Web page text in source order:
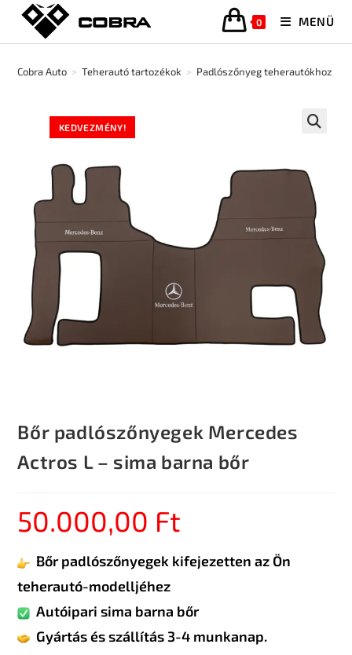
0 MENÜ
Cobra Auto > Teherautó tartozékok > Padlószőnyeg teherautókhoz
KEDVEZMÉNY!
Bőr padlószőnyegek Mercedes
Actros L – sima barna bőr
50.000,00 Ft
Bőr padlószőnyegek kifejezetten az Ön
teherautó-modelljéhez
Autóipari sima barna bőr
Gyártás és szállítás 3-4 munkanap.